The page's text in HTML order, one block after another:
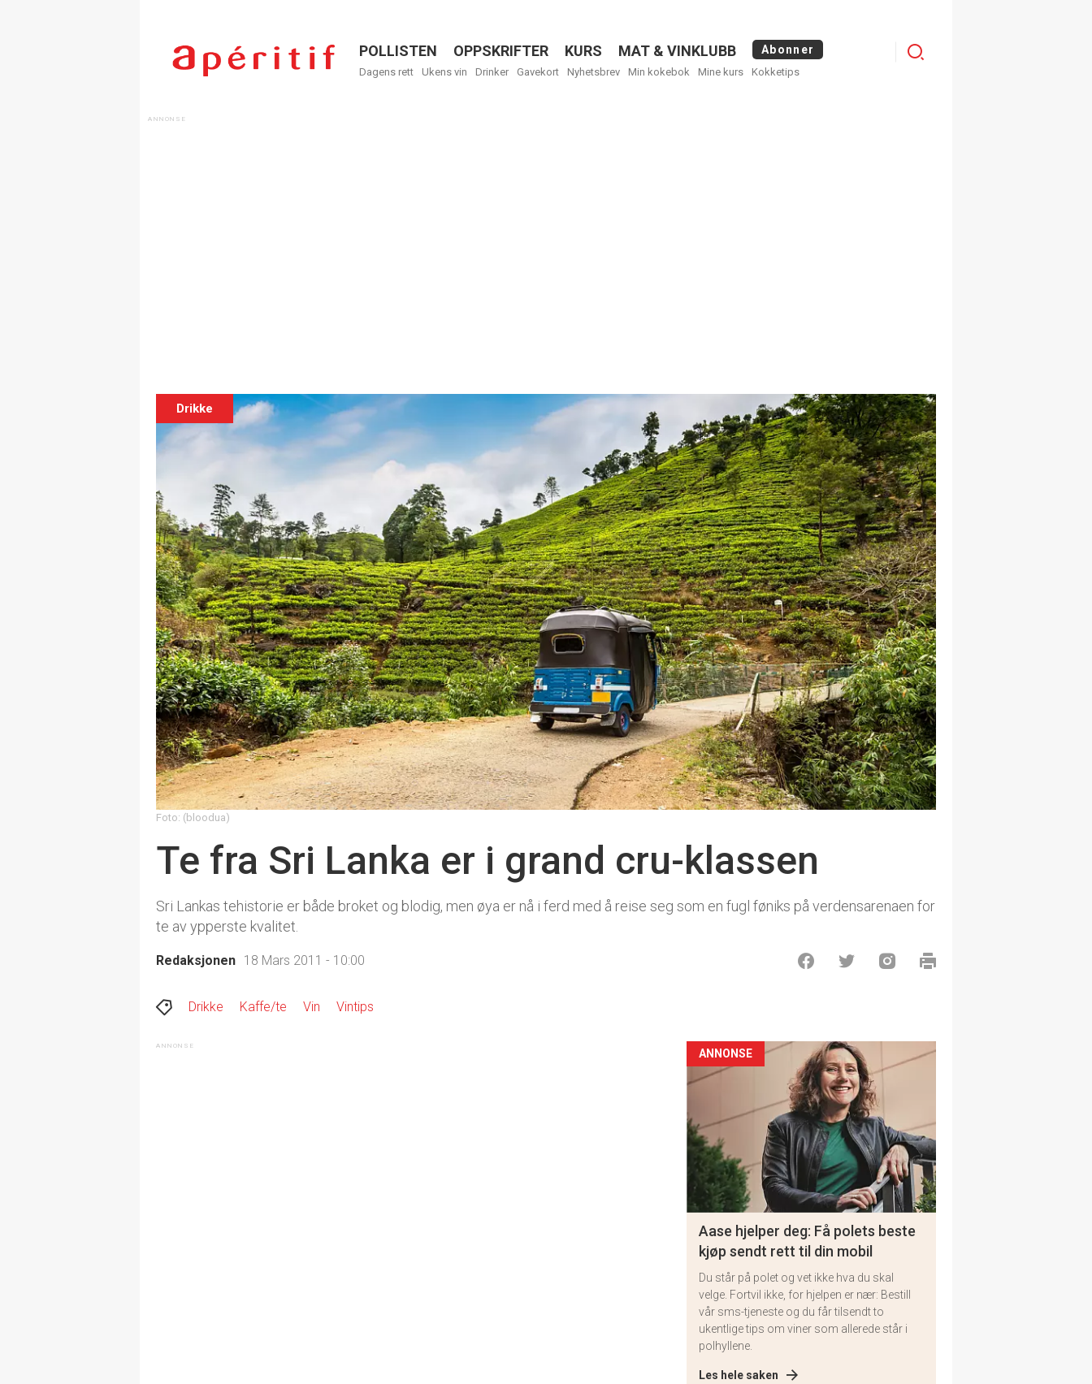
Menu
POLLISTEN OPPSKRIFTER KURS MAT & VINKLUBB Abonner
Dagens rett Ukens vin Drinker Gavekort Nyhetsbrev Min kokebok Mine kurs Kokketips
Logg
Drikke
Foto: (bloodua)
Te fra Sri Lanka er i grand cru-klassen
Sri Lankas tehistorie er både broket og blodig, men øya er nå i ferd med å reise seg som en fugl føniks på verdensarenaen for
te av ypperste kvalitet.
Redaksjonen 18 Mars 2011 - 10:00
Drikke Kaffe/te Vin Vintips
ANNONSE
Aase hjelper deg: Få polets beste
kjøp sendt rett til din mobil
Du står på polet og vet ikke hva du skal
velge. Fortvil ikke, for hjelpen er nær: Bestill
vår sms-tjeneste og du får tilsendt to
ukentlige tips om viner som allerede står i
polhyllene.
Les hele saken